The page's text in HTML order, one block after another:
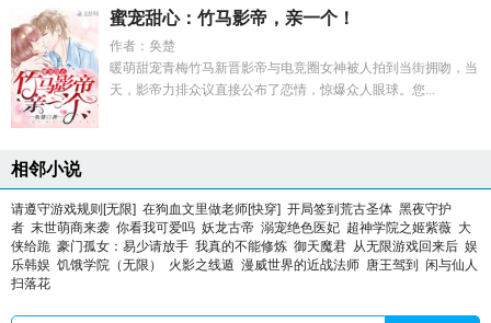
蜜宠甜心：竹马影帝，亲一个！
作者：奂楚
暖萌甜宠青梅竹马新晋影帝与电竞圈女神被人拍到当街拥吻，当
天，影帝力排众议直接公布了恋情，惊爆众人眼球。您...
相邻小说
请遵守游戏规则[无限] 在狗血文里做老师[快穿] 开局签到荒古圣体 黑夜守护
者 末世萌商来袭 你看我可爱吗 妖龙古帝 溺宠绝色医妃 超神学院之姬紫薇 大
侠给跪 豪门孤女：易少请放手 我真的不能修炼 御天魔君 从无限游戏回来后 娱
乐韩娱 饥饿学院（无限） 火影之线遁 漫威世界的近战法师 唐王驾到
闲与仙人
扫落花